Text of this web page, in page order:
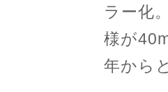
ラー化
様が
年から